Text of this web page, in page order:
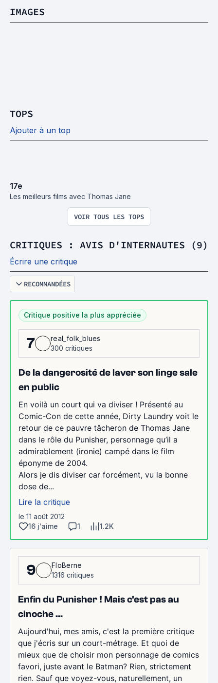
IMAGES
TOPS
Ajouter à un top
17e
Les meilleurs films avec Thomas Jane
VOIR TOUS LES TOPS
CRITIQUES : AVIS D'INTERNAUTES (9)
Écrire une critique
RECOMMANDÉES
Critique positive la plus appréciée
7
real_folk_blues
300 critiques
De la dangerosité de laver son linge sale
en public
En voilà un court qui va diviser ! Présenté au
Comic-Con de cette année, Dirty Laundry voit le
retour de ce pauvre tâcheron de Thomas Jane
dans le rôle du Punisher, personnage qu’il a
admirablement (ironie) campé dans le film
éponyme de 2004.
Alors je dis diviser car forcément, vu la bonne
dose de...
Lire la critique
le 11 août 2012
16 j'aime
1 1.2K
9
FloBerne
1316 critiques
Enfin du Punisher ! Mais c'est pas au
cinoche ...
Aujourd'hui, mes amis, c'est la première critique
que j'écris sur un court-métrage. Et quoi de
mieux que de choisir mon personnage de comics
favori, juste avant le Batman? Rien, strictement
rien. Sauf que voyez-vous, naturellement, un